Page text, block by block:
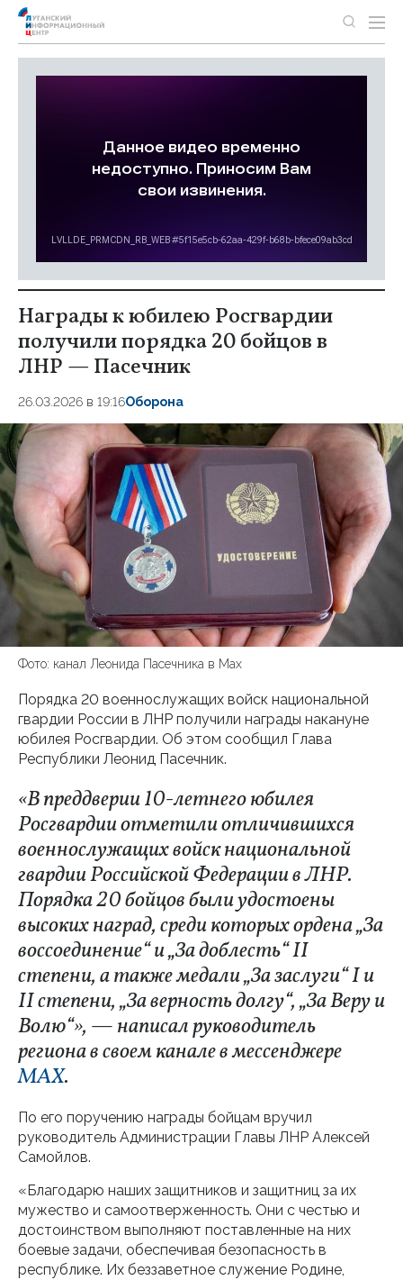
Награды к юбилею Росгвардии
получили порядка 20 бойцов в
ЛНР — Пасечник
26.03.2026 в 19:16Оборона
Фото: канал Леонида Пасечника в Мах
Порядка 20 военнослужащих войск национальной
гвардии России в ЛНР получили награды накануне
юбилея Росгвардии. Об этом сообщил Глава
Республики Леонид Пасечник.
«В преддверии 10-летнего юбилея
Росгвардии отметили отличившихся
военнослужащих войск национальной
гвардии Российской Федерации в ЛНР.
Порядка 20 бойцов были удостоены
высоких наград, среди которых ордена „За
воссоединение“ и „За доблесть“ II
степени, а также медали „За заслуги“ I и
II степени, „За верность долгу“, „За Веру и
Волю“», — написал руководитель
региона в своем канале в мессенджере
MAX.
По его поручению награды бойцам вручил
руководитель Администрации Главы ЛНР Алексей
Самойлов.
«Благодарю наших защитников и защитниц за их
мужество и самоотверженность. Они с честью и
достоинством выполняют поставленные на них
боевые задачи, обеспечивая безопасность в
республике. Их беззаветное служение Родине,